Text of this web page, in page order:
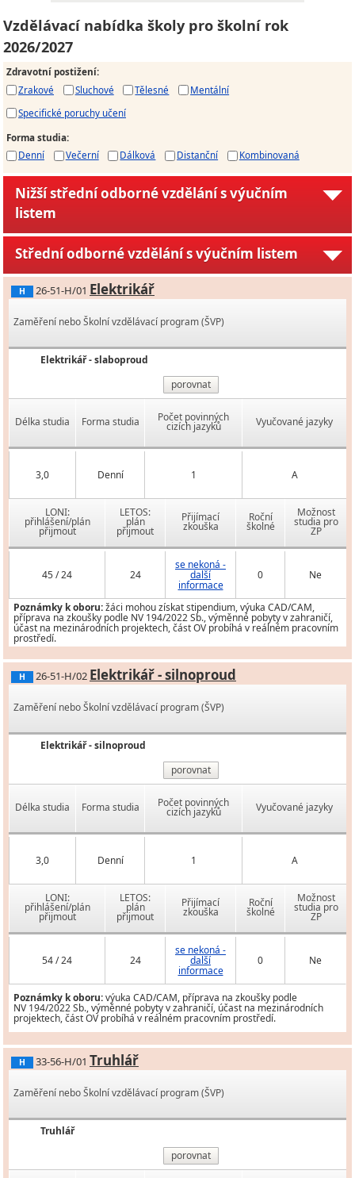
Vzdělávací nabídka školy pro školní rok
2026/2027
Zdravotní postižení:
Zrakové
Sluchové Tělesné
Mentální
Specifické poruchy učení
Forma studia:
Denní
Večerní Dálková Distanční Kombinovaná
Nižší střední odborné vzdělání s výučním
listem
Střední odborné vzdělání s výučním listem
H 26-51-H/01 Elektrikář
Zaměření nebo Školní vzdělávací program (ŠVP)
Elektrikář - slaboproud
porovnat
Délka studia Forma studia Počet povinných
cizích jazyků Vyučované jazyky
3,0 Denní 1 A
LONI:
přihlášení/plán
přijmout
LETOS:
plán
přijmout
Přijímací
zkouška
Roční
školné
Možnost
studia pro
ZP
45 / 24 24
se nekoná -
další
informace
0 Ne
Poznámky k oboru:žáci mohou získat stipendium, výuka CAD/CAM,
příprava na zkoušky podle NV 194/2022 Sb., výměnné pobyty v zahraničí,
účast na mezinárodních projektech, část OV probíhá v reálném pracovním
prostředí.
H 26-51-H/02 Elektrikář - silnoproud
Zaměření nebo Školní vzdělávací program (ŠVP)
Elektrikář - silnoproud
porovnat
Délka studia Forma studia Počet povinných
cizích jazyků Vyučované jazyky
3,0 Denní 1 A
LONI:
přihlášení/plán
přijmout
LETOS:
plán
přijmout
Přijímací
zkouška
Roční
školné
Možnost
studia pro
ZP
54 / 24 24
se nekoná -
další
informace
0 Ne
Poznámky k oboru:výuka CAD/CAM, příprava na zkoušky podle
NV 194/2022 Sb., výměnné pobyty v zahraničí, účast na mezinárodních
projektech, část OV probíhá v reálném pracovním prostředí.
H 33-56-H/01 Truhlář
Zaměření nebo Školní vzdělávací program (ŠVP)
Truhlář
porovnat